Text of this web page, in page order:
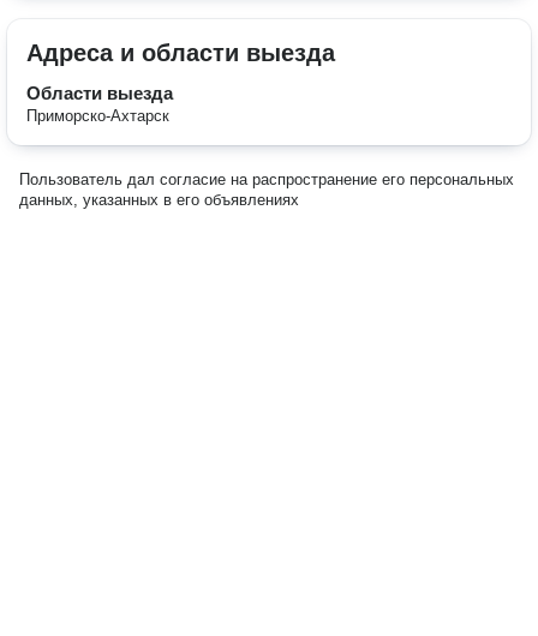
Адреса и области выезда
Области выезда
Приморско-Ахтарск
Пользователь дал согласие на распространение его персональных
данных, указанных в его объявлениях